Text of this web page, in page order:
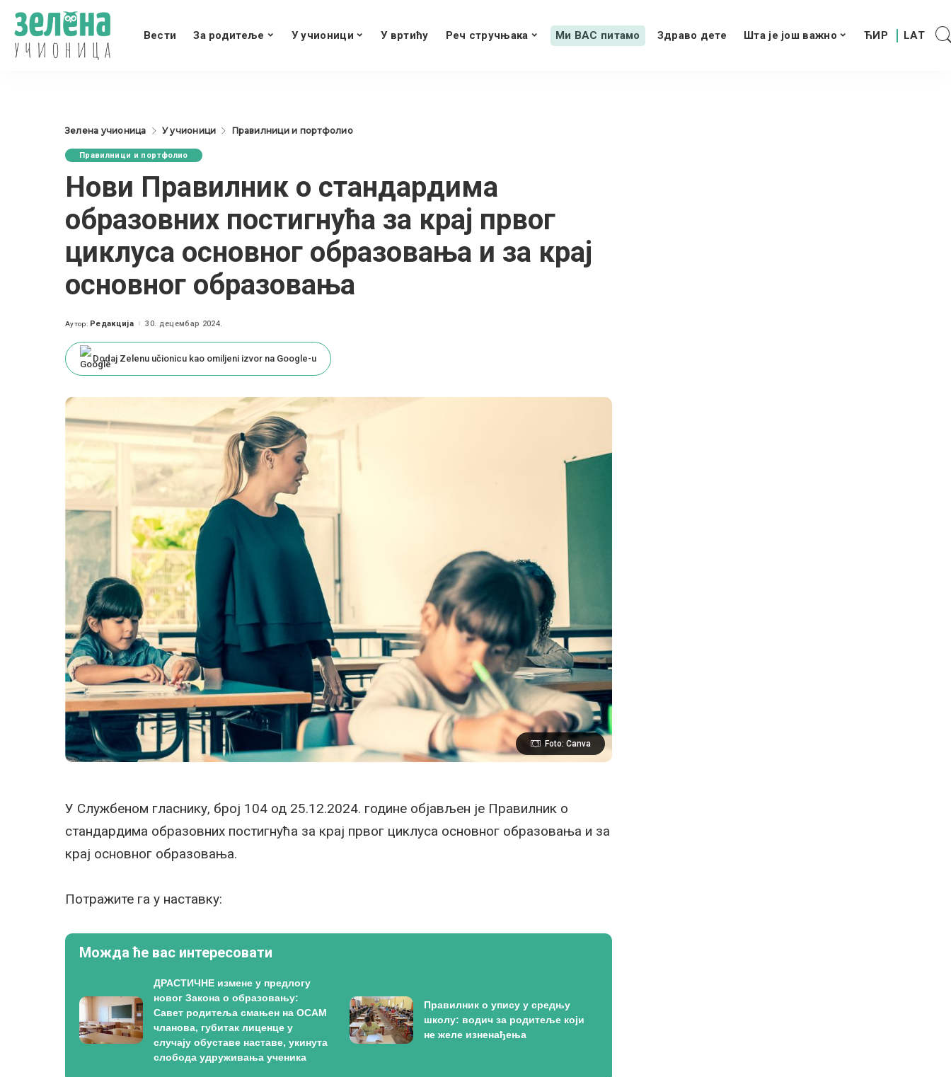
Вести За родитеље У учионици У вртићу Реч стручњака Ми ВАС питамо Здраво дете Шта је још важно
Зелена учионица У учионици Правилници и портфолио
Правилници и портфолио
Нови Правилник о стандардима
образовних постигнућа за крај првог
циклуса основног образовања и за крај
основног образовања
Posted
Аутор: Редакција 30. децембар 2024.
Dodaj Zelenu učionicu kao omiljeni izvor na Google-u
Foto: Canva
У Службеном гласнику, број 104 од 25.12.2024. године објављен је Правилник о
стандардима образовних постигнућа за крај првог циклуса основног образовања и за
крај основног образовања.
Потражите га у наставку:
Можда ће вас интересовати
ДРАСТИЧНЕ измене у предлогу
новог Закона о образовању:
Савет родитеља смањен на ОСАМ
чланова, губитак лиценце у
случају обуставе наставе, укинута
слобода удруживања ученика
Правилник о упису у средњу
школу: водич за родитеље који
не желе изненађења